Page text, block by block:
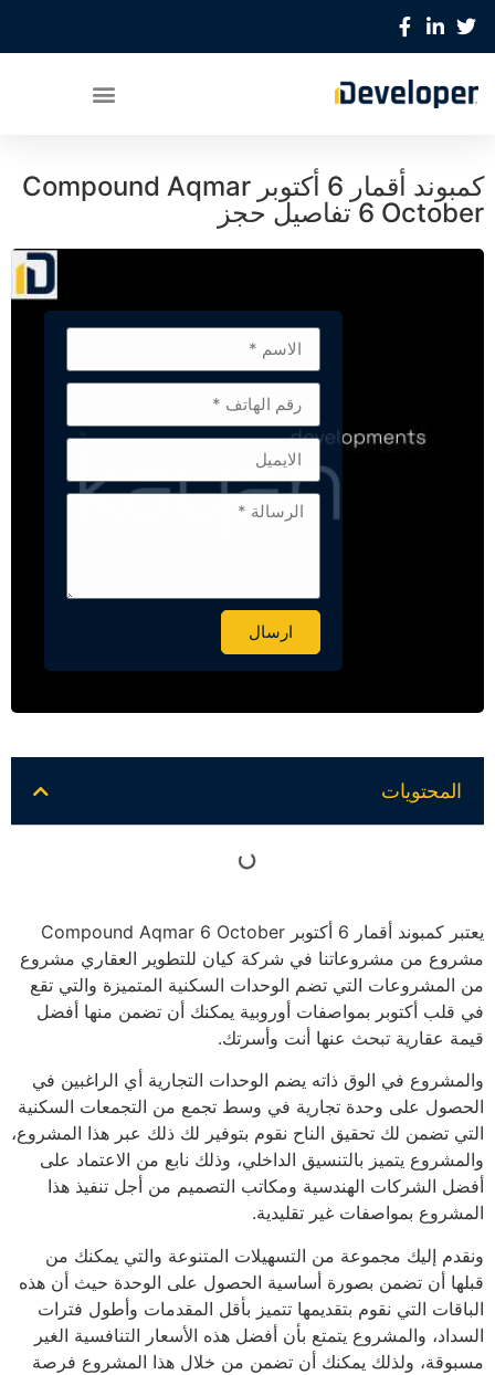
كمبوند أقمار 6 أكتوبر Compound Aqmar
6 October تفاصيل حجز
ارسال
Alternative:
المحتويات
يعتبر كمبوند أقمار 6 أكتوبر Compound Aqmar 6 October
مشروع من مشروعاتنا في شركة كيان للتطوير العقاري مشروع
من المشروعات التي تضم الوحدات السكنية المتميزة والتي تقع
في قلب أكتوبر بمواصفات أوروبية يمكنك أن تضمن منها أفضل
قيمة عقارية تبحث عنها أنت وأسرتك.
والمشروع في الوق ذاته يضم الوحدات التجارية أي الراغبين في
الحصول على وحدة تجارية في وسط تجمع من التجمعات السكنية
التي تضمن لك تحقيق الناح نقوم بتوفير لك ذلك عبر هذا المشروع،
والمشروع يتميز بالتنسيق الداخلي، وذلك نابع من الاعتماد على
أفضل الشركات الهندسية ومكاتب التصميم من أجل تنفيذ هذا
المشروع بمواصفات غير تقليدية.
ونقدم إليك مجموعة من التسهيلات المتنوعة والتي يمكنك من
قبلها أن تضمن بصورة أساسية الحصول على الوحدة حيث أن هذه
الباقات التي نقوم بتقديمها تتميز بأقل المقدمات وأطول فترات
السداد، والمشروع يتمتع بأن أفضل هذه الأسعار التنافسية الغير
مسبوقة، ولذلك يمكنك أن تضمن من خلال هذا المشروع فرصة